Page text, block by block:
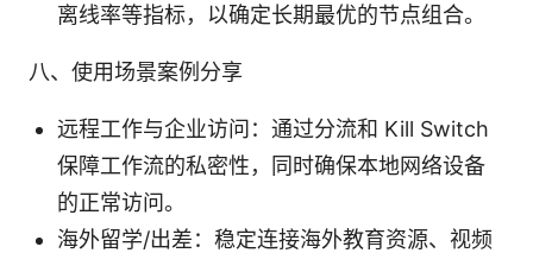
离线率等指标，以确定长期最优的节点组合。
八、使用场景案例分享
远程工作与企业访问：通过分流和 Kill Switch
保障工作流的私密性，同时确保本地网络设备
的正常访问。
海外留学/出差：稳定连接海外教育资源、视频